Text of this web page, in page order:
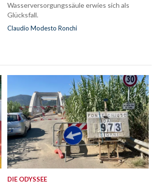
Wasserversorgungssäule erwies sich als
Glücksfall.
Claudio Modesto Ronchi
DIE ODYSSEE